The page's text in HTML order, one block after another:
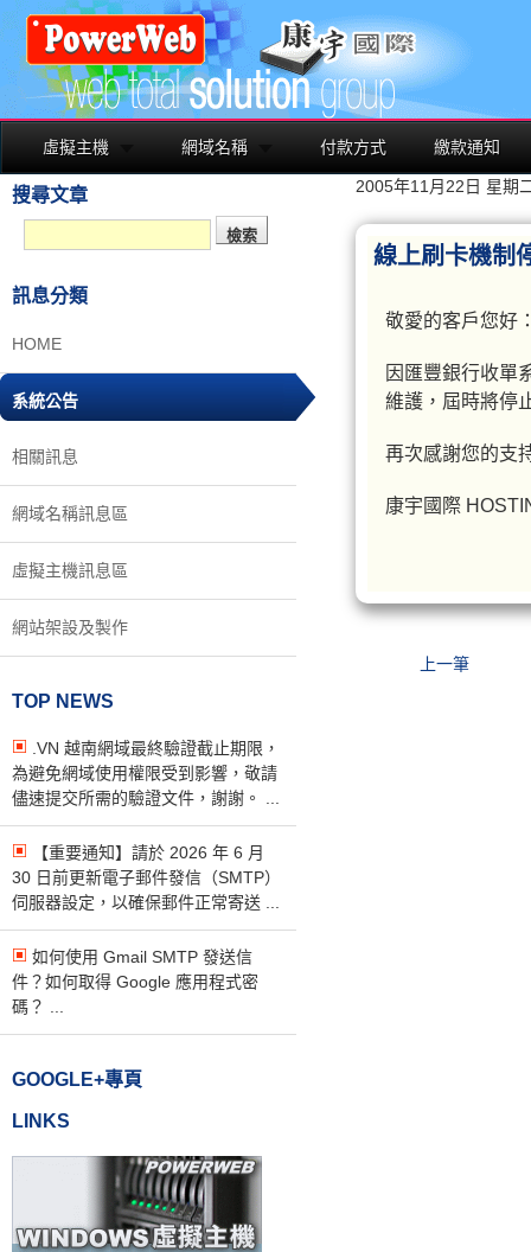
虛擬主機 網域名稱 付款方式 繳款通知
搜尋文章
訊息分類
HOME
系統公告
相關訊息
網域名稱訊息區
虛擬主機訊息區
網站架設及製作
TOP NEWS
.VN 越南網域最終驗證截止期限，
為避免網域使用權限受到影響，敬請
儘速提交所需的驗證文件，謝謝。 ...
【重要通知】請於 2026 年 6 月
30 日前更新電子郵件發信（SMTP）
伺服器設定，以確保郵件正常寄送 ...
如何使用 Gmail SMTP 發送信
件？如何取得 Google 應用程式密
碼？ ...
GOOGLE+專頁
LINKS
2005年11月22日 星期
線上刷卡機制
敬愛的客戶您好
因匯豐銀行收單
維護，屆時將停
再次感謝您的支
康宇國際
上一筆